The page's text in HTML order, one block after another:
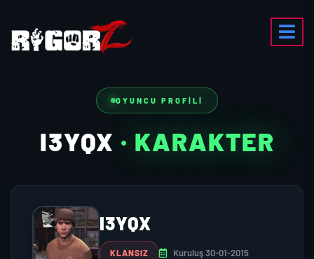
OYUNCU PROFILI
I3YQX · KARAKTER
I3YQX
KLANSIZ Kuruluş 30-01-2015